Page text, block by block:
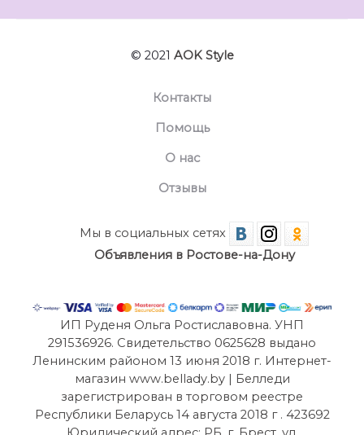
© 2021 AOK Style
Контакты
Помощь
О нас
Отзывы
Мы в социальных сетях
Объявления в Ростове-на-Дону
ИП Руденя Ольга Ростиславовна. УНП
291536926. Свидетельство 0625628 выдано
Ленинским районом 13 июня 2018 г. Интернет-
магазин www.bellady.by | Белледи
зарегистрирован в торговом реестре
Республики Беларусь 14 августа 2018 г . 423692